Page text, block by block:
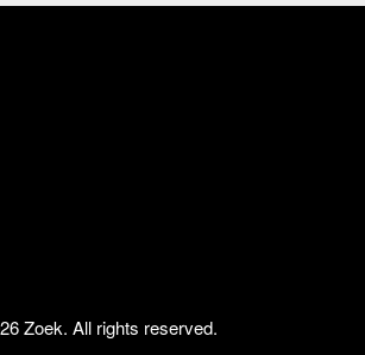
Zoek. All rights reserved.